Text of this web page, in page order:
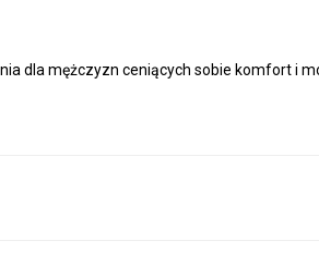
dla mężczyzn ceniących sobie komfort i